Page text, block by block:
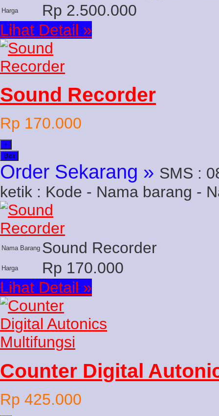
Harga
Rp 2.500.000
Lihat Detail »
Sound Recorder
Rp 170.000
+
Beli
Order Sekarang » SMS :
ketik : Kode - Nama barang -
Nama Barang Sound Recorder
Harga
Rp 170.000
Lihat Detail »
Counter Digital
Rp 425.000